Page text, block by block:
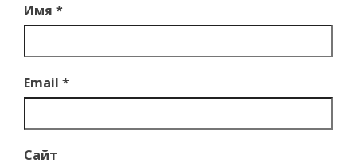
Имя *
Email *
Сайт